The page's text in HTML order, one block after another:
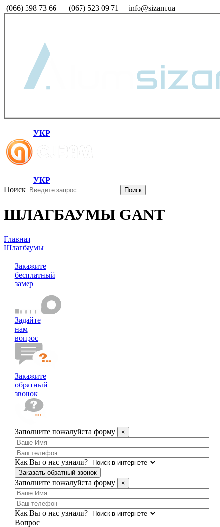
(066) 398 73 66 (067) 523 09 71 info@sizam.ua
УКР
УКР
Поиск
Поиск
ШЛАГБАУМЫ GANT
Главная
Шлагбаумы
Закажите
бесплатный
замер
Задайте
нам
вопрос
Закажите
обратный
звонок
Заполните пожалуйста форму ×
Как Вы о нас узнали?
Заказать обратный звонок
Заполните пожалуйста форму ×
Как Вы о нас узнали?
Вопрос